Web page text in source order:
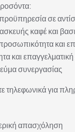
σε
καφέ και
και
και
συνεργασίας
τηλεφωνικά για
απασχόληση